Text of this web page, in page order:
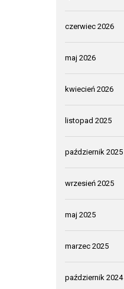
czerwiec 2026
maj 2026
kwiecień 2026
listopad 2025
październik 2025
wrzesień 2025
maj 2025
marzec 2025
październik 2024